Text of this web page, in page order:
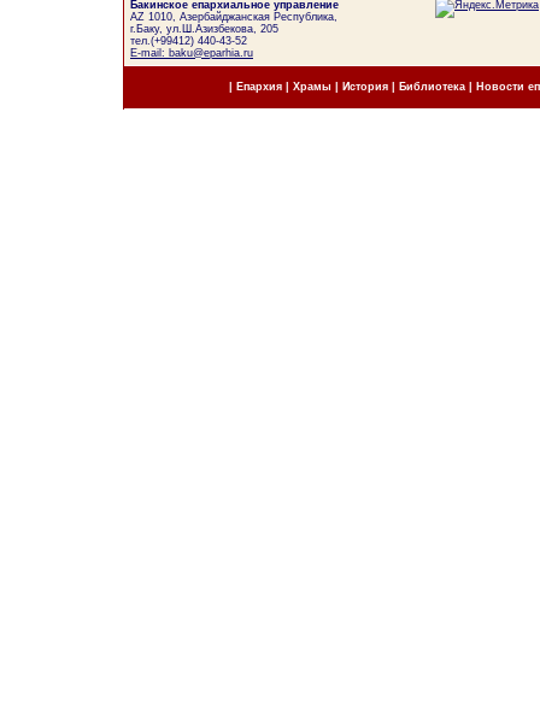
Бакинское епархиальное управление
AZ 1010, Азербайджанская Республика,
г.Баку, ул.Ш.Азизбекова, 205
тел.(+99412) 440-43-52
E-mail: baku@eparhia.ru
Епархия| Храмы История| Библиотека Новости